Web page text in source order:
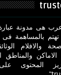
هى مدونة
تهتم بالمساهمة
والافلام
والمناطق
المحتوى على